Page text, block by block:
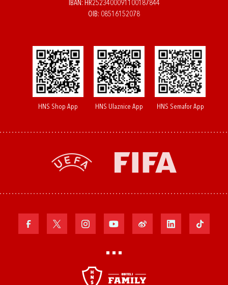
IBAN: HR2523400091100187844
OIB: 08516152078
HNS Shop App HNS Ulaznice App HNS Semafor App